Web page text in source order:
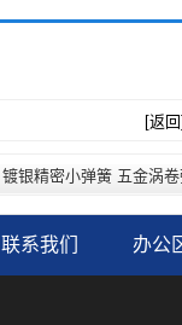
[返
镀银精密小弹簧 五金涡
联系我们 办公